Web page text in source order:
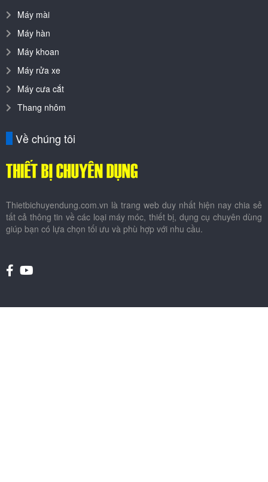
Máy mài
Máy hàn
Máy khoan
Máy rửa xe
Máy cưa cắt
Thang nhôm
Về chúng tôi
Thietbichuyendung.com.vn là trang web duy nhất hiện nay chia sẻ
tất cả thông tin về các loại máy móc, thiết bị, dụng cụ chuyên dùng
giúp bạn có lựa chọn tối ưu và phù hợp với nhu cầu.